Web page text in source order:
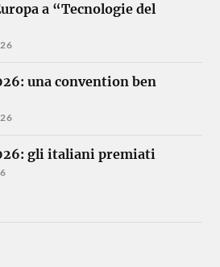
a “Tecnologie del
una convention ben
gli italiani premiati